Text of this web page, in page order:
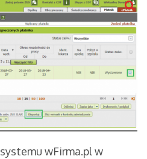
wFirma.pl w